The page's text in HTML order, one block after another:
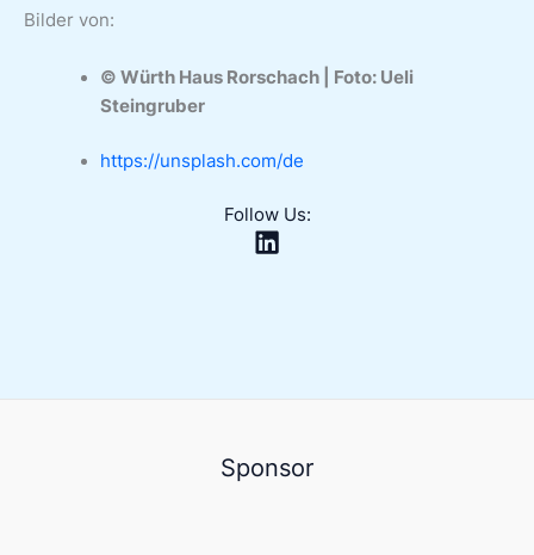
Bilder von:
© Würth Haus Rorschach | Foto: Ueli
Steingruber
https://unsplash.com/de
Follow Us:
Sponsor